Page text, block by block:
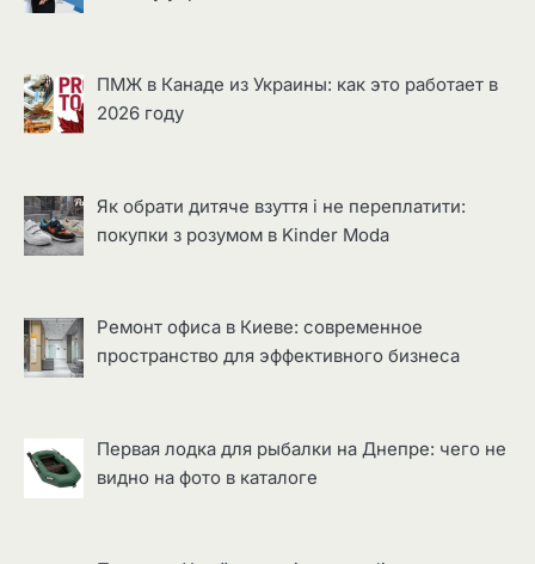
ПМЖ в Канаде из Украины: как это работает в
2026 году
Як обрати дитяче взуття і не переплатити:
покупки з розумом в Kinder Moda
Ремонт офиса в Киеве: современное
пространство для эффективного бизнеса
Первая лодка для рыбалки на Днепре: чего не
видно на фото в каталоге